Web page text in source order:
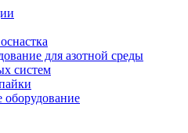
для азотной среды
систем
оборудование